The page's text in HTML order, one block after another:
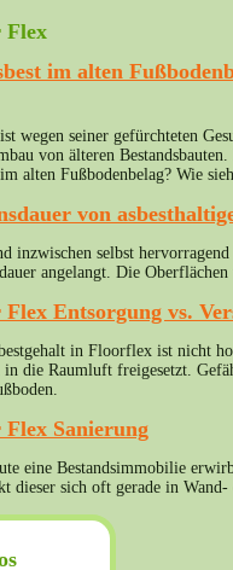
Flex
im alten
wegen seiner gefürchteten
von älteren
alten Fußbodenbelag? Wie
von
inzwischen selbst
angelangt. Die
Entsorgung vs.
in Floorflex ist nicht
in die Raumluft freigesetzt.
Flex Sanierung
eine Bestandsimmobilie
dieser sich oft gerade in